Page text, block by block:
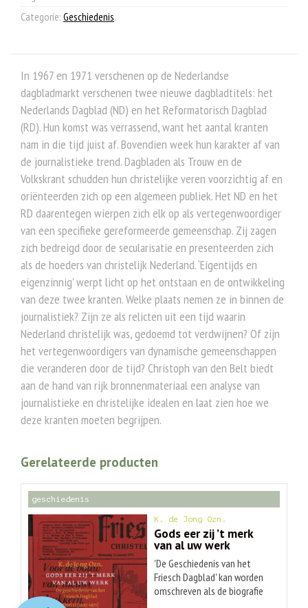
Categorie: Geschiedenis.
In 1967 en 1971 verschenen op de Nederlandse
dagbladmarkt verschenen twee nieuwe dagbladtitels: het
Nederlands Dagblad (ND) en het Reformatorisch Dagblad
(RD). Hun komst was verrassend, want het aantal kranten
nam in die tijd juist af. Bovendien week hun karakter af van
de journalistieke trend. Dagbladen als Trouw en de
Volkskrant schudden hun christelijke veren voorzichtig af en
oriënteerden zich op een algemeen publiek. Het ND en het
RD daarentegen wierpen zich elk op als vertegenwoordiger
van een specifieke gereformeerde gemeenschap. Zij zagen
zich bedreigd door de secularisatie en presenteerden zich
als de hoeders van christelijk Nederland. ‘Eigentijds en
eigenzinnig’ werpt licht op het ontstaan en de ontwikkeling
van deze twee kranten. Welke plaats nemen ze in binnen de
journalistiek? Zijn ze als relicten uit een tijd waarin
Nederland christelijk was, gedoemd tot verdwijnen? Of zijn
het vertegenwoordigers van dynamische gemeenschappen
die veranderen door de tijd? Christoph van den Belt biedt
aan de hand van rijk bronnenmateriaal een analyse van
journalistieke en christelijke idealen en laat zien hoe we
deze kranten moeten begrijpen.
Gerelateerde producten
geschiedenis
K. de Jong Ozn.
Gods eer zij ’t merk
van al uw werk
'De Geschiedenis van het
Friesch Dagblad' kan worden
omschreven als de biografie
O
orspr
onkelijke